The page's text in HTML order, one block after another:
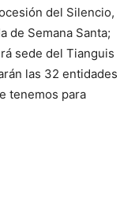
del Silencio,
de Semana Santa;
sede del Tianguis
las 32 entidades
tenemos para